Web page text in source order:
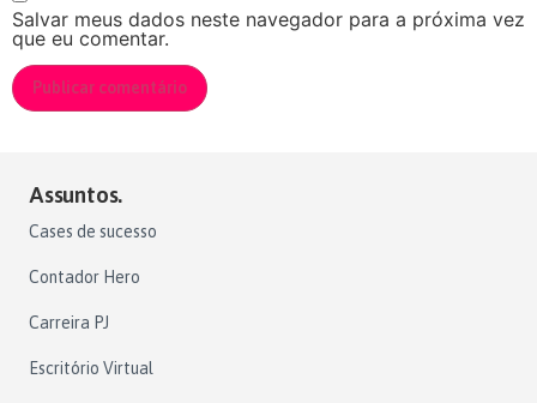
Salvar meus dados neste navegador para a próxima vez
que eu comentar.
Assuntos.
Cases de sucesso
Contador Hero
Carreira PJ
Escritório Virtual